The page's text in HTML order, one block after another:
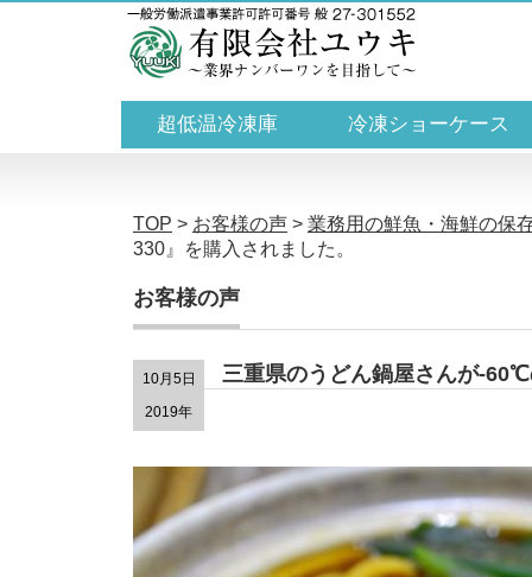
超低温冷凍庫 冷凍ショーケース
TOP > お客様の声 > 業務用の鮮魚・海鮮の保
330』を購入されました。
お客様の声
10月5日
2019年
三重県のうどん鍋屋さんが-60℃